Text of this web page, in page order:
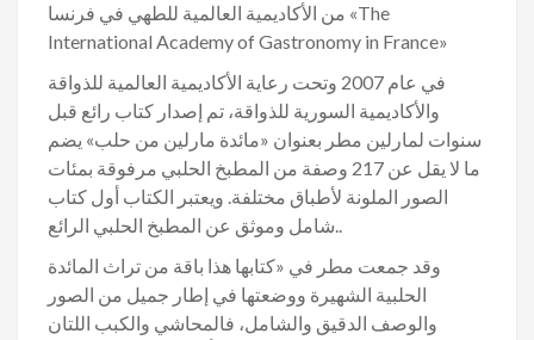
من الأكاديمية العالمية للطهي في فرنسا «The
International Academy of Gastronomy in France»
في عام 2007 وتحت رعاية الأكاديمية العالمية للذواقة
والأكاديمية السورية للذواقة، تم إصدار كتاب رائع قبل
سنوات لمارلين مطر بعنوان «مائدة مارلين من حلب» يضم
ما لا يقل عن 217 وصفة من المطبخ الحلبي مرفوقة بمئات
الصور الملونة لأطباق مختلفة. ويعتبر الكتاب أول كتاب
شامل وموثق عن المطبخ الحلبي الرائع..
وقد جمعت مطر في «كتابها هذا باقة من تراث المائدة
الحلبية الشهيرة ووضعتها في إطار جميل من الصور
والوصف الدقيق والشامل، فالمحاشي والكبب اللتان